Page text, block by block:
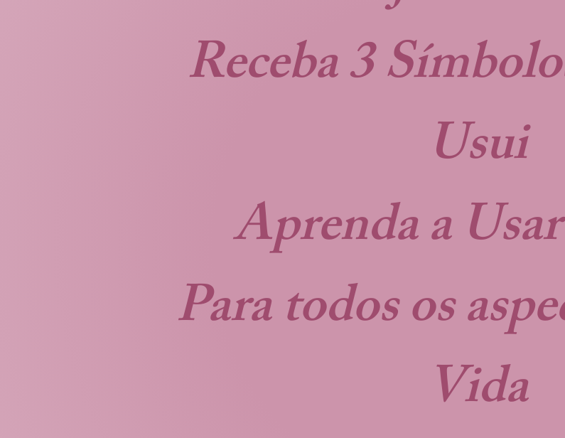
Receba 3
Usui
Aprenda a
Para todos os
Vida